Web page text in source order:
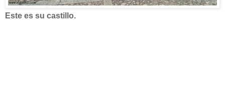
Este es su castillo.